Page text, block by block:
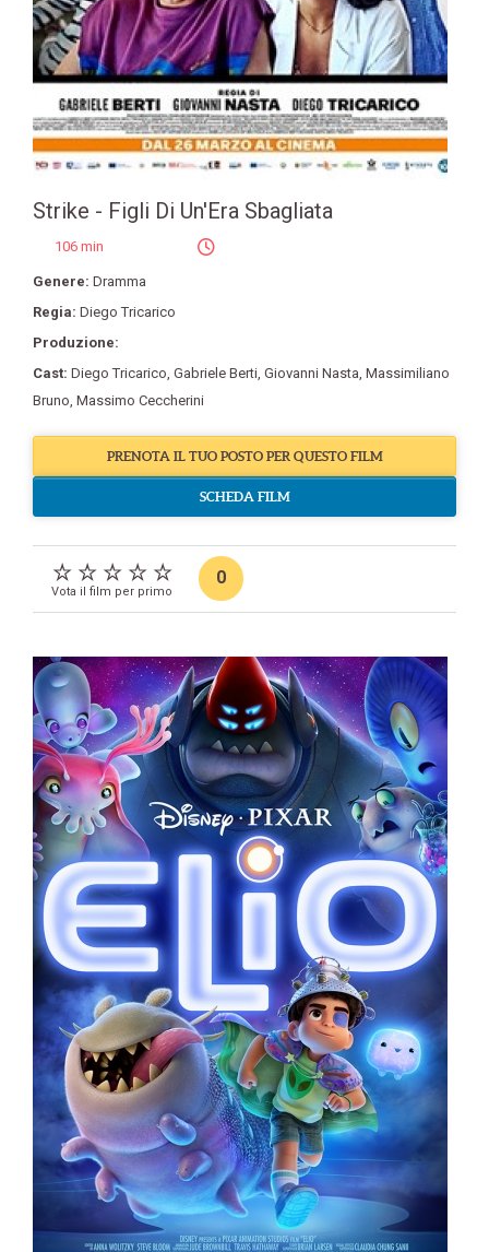
Strike - Figli Di Un'Era Sbagliata
106 min
Genere: Dramma
Regia: Diego Tricarico
Produzione:
Cast: Diego Tricarico, Gabriele Berti, Giovanni Nasta, Massimiliano
Bruno, Massimo Ceccherini
PRENOTA IL TUO POSTO PER QUESTO FILM
SCHEDA FILM
Vota il film per primo
0